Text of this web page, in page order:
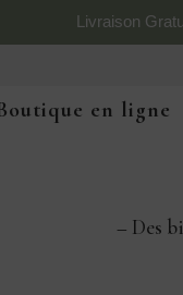
Livraison
en ligne
– Des